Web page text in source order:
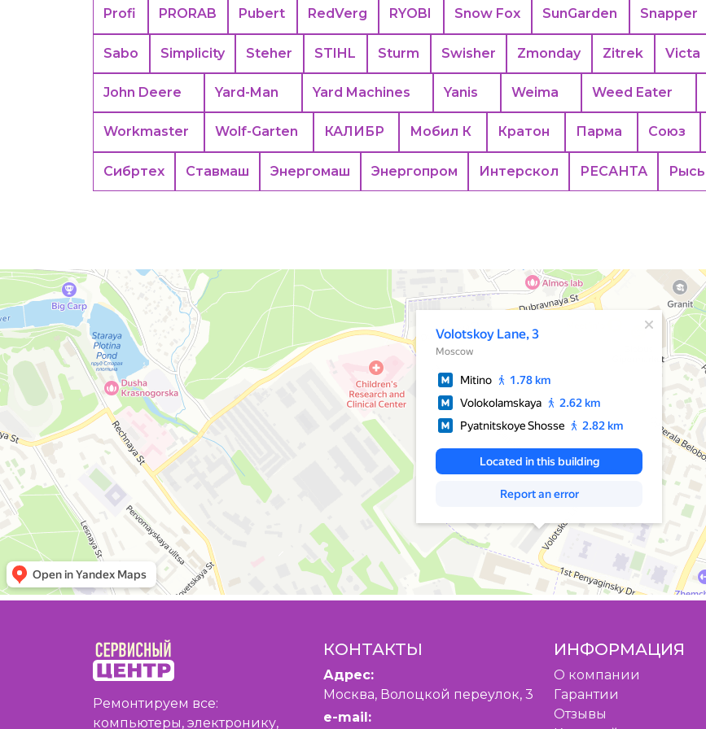
Profi PRORAB Pubert RedVerg RYOBI Snow Fox SunGarden Snapper
Sabo Simplicity Steher STIHL Sturm Swisher Zmonday Zitrek Victa
John Deere Yard-Man Yard Machines Yanis Weima Weed Eater
Workmaster Wolf-Garten КАЛИБР Мобил К Кратон Парма Союз
Сибртех Ставмаш Энергомаш Энергопром Интерскол РЕСАНТА Рысь
Москва
Яндекс Карты — транспорт, навигация, поиск мест
Ремонтируем все:
компьютеры, электронику,
КОНТАКТЫ
Адрес:
Москва, Волоцкой переулок, 3
e-mail:
ИНФОРМАЦИЯ
O компании
Гарантии
Отзывы